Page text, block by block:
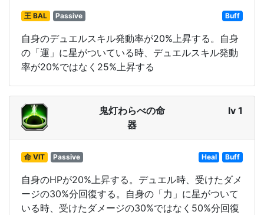
王 BAL Passive Buff
自身のデュエルスキル発動率が20%上昇する。自身
の「運」に星がついている時、デュエルスキル発動
率が20%ではなく25%上昇する
鬼灯わらべの命
器
lv 1
命 VIT Passive Heal Buff
自身のHPが20%上昇する。デュエル時、受けたダメ
ージの30%分回復する。自身の「力」に星がついて
いる時、受けたダメージの30%ではなく50%分回復